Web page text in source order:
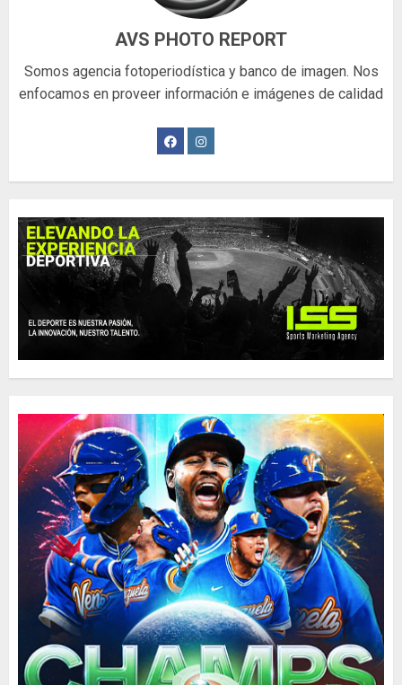
AVS PHOTO REPORT
Somos agencia fotoperiodística y banco de imagen. Nos
enfocamos en proveer información e imágenes de calidad